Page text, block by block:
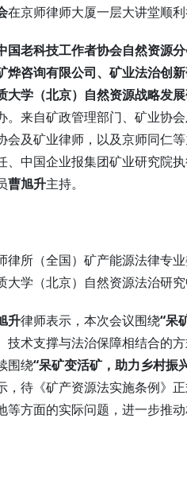
在京师律师大厦一层大讲堂顺利
国老科技工作者协会自然资源
烨咨询有限公司、矿业法治创
大学（北京）自然资源战略发
。来自矿政管理部门、矿业协
会及矿业律师，以及京师同仁
、中国企业报集团矿业研究院
曹旭升主持。
律所（全国）矿产能源法律专
大学（北京）自然资源法治研
升律师表示，本次会议围绕“呆
技术支撑与法治保障相结合的
围绕“呆矿变活矿，助力乡村振
，待《矿产资源法实施条例》
等方面的实际问题，进一步推